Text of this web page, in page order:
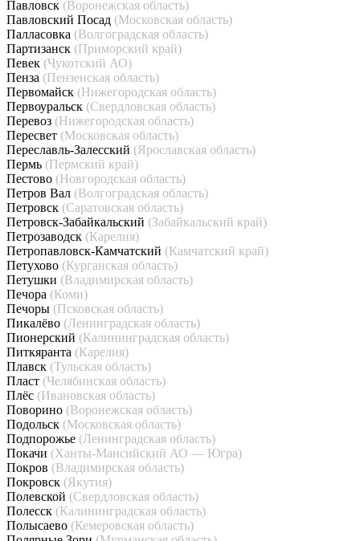
Павловск (Воронежская область)
Павловский Посад (Московская область)
Палласовка (Волгоградская область)
Партизанск (Приморский край)
Певек (Чукотский АО)
Пенза (Пензенская область)
Первомайск (Нижегородская область)
Первоуральск (Свердловская область)
Перевоз (Нижегородская область)
Пересвет (Московская область)
Переславль-Залесский (Ярославская область)
Пермь (Пермский край)
Пестово (Новгородская область)
Петров Вал (Волгоградская область)
Петровск (Саратовская область)
Петровск-Забайкальский (Забайкальский край)
Петрозаводск (Карелия)
Петропавловск-Камчатский (Камчатский край)
Петухово (Курганская область)
Петушки (Владимирская область)
Печора (Коми)
Печоры (Псковская область)
Пикалёво (Ленинградская область)
Пионерский (Калининградская область)
Питкяранта (Карелия)
Плавск (Тульская область)
Пласт (Челябинская область)
Плёс (Ивановская область)
Поворино (Воронежская область)
Подольск (Московская область)
Подпорожье (Ленинградская область)
Покачи (Ханты-Мансийский АО — Югра)
Покров (Владимирская область)
Покровск (Якутия)
Полевской (Свердловская область)
Полесск (Калининградская область)
Полысаево (Кемеровская область)